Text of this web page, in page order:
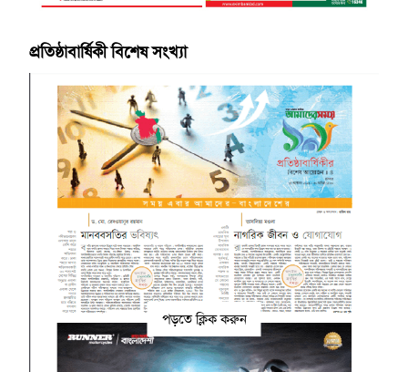
প্রতিষ্ঠাবার্ষিকী বিশেষ সংখ্যা
পড়তে ক্লিক করুন